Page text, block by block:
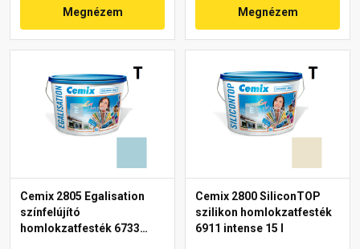
Megnézem Megnézem
Cemix 2805 Egalisation
színfelújító
homlokzatfesték 6733
Cemix 2800 SiliconTOP
szilikon homlokzatfesték
6911 intense 15 l